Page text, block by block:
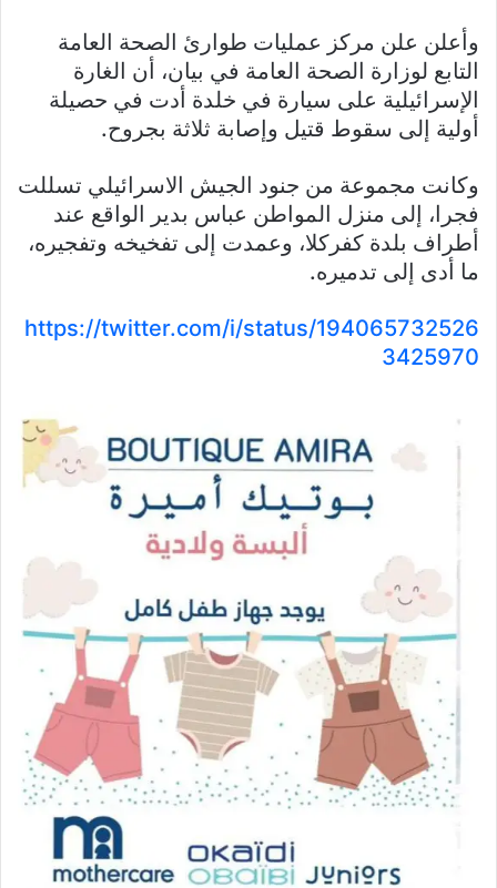
وأعلن علن مركز عمليات طوارئ الصحة العامة
التابع لوزارة الصحة العامة في بيان، أن ​الغارة​
الإسرائيلية على سيارة في ​خلدة​ أدت في حصيلة
أولية إلى سقوط قتيل وإصابة ثلاثة بجروح.
وكانت مجموعة من جنود الجيش الاسرائيلي تسللت
فجرا، إلى منزل المواطن عباس بدير الواقع عند
أطراف بلدة كفركلا، وعمدت إلى تفخيخه وتفجيره،
ما أدى إلى تدميره.
https://twitter.com/i/status/194065732526
3425970